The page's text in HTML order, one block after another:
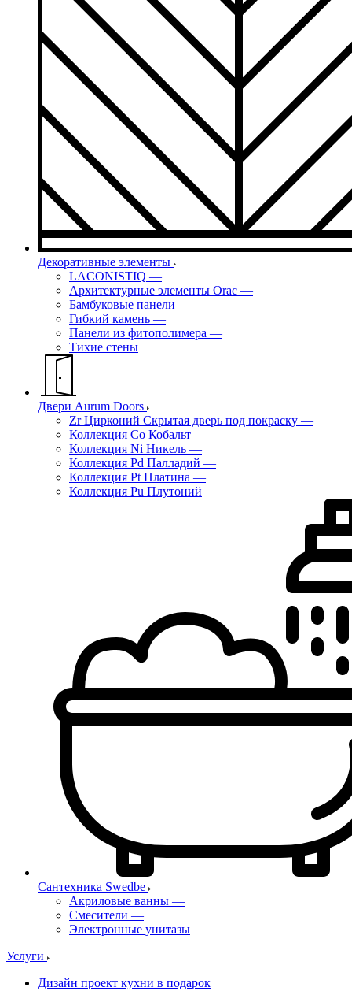
Декоративные элементы
LACONISTIQ —
Архитектурные элементы Orac —
Бамбуковые панели —
Гибкий камень —
Панели из фитополимера —
Тихие стены
Двери Aurum Doors
Zr Цирконий Скрытая дверь под покраску —
Коллекция Co Кобальт —
Коллекция Ni Никель —
Коллекция Pd Палладий —
Коллекция Pt Платина —
Коллекция Pu Плутоний
Сантехника Swedbe
Акриловые ванны —
Смесители —
Электронные унитазы
Услуги
Дизайн проект кухни в подарок